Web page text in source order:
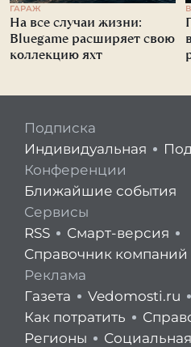
ГАРАЖ
На все случаи жизни:
Bluegame расширяет свою
коллекцию яхт
Подписка
Индивидуальная
Конференции
Ближайшие события
Сервисы
RSS
Смарт-версия
Справочник компаний
Реклама
Газета
Vedomosti.ru
Как потратить
Регионы